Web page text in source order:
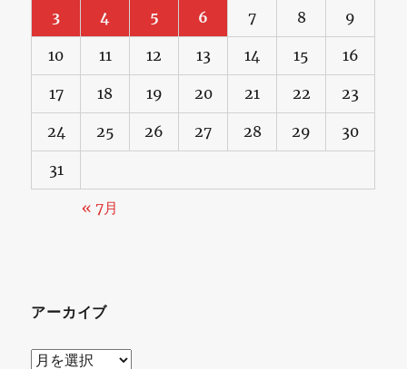
3 4 5 6 7 8 9
10 11 12 13 14 15 16
17 18 19 20 21 22 23
24 25 26 27 28 29 30
31
« 7月
アーカイブ
ア